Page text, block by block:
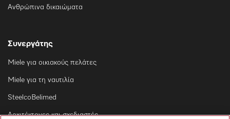
Ανθρώπινα δικαιώματα
Συνεργάτης
Miele για οικιακούς πελάτες
Miele για τη ναυτιλία
SteelcoBelimed
Αρχιτέκτονες και σχεδιαστές